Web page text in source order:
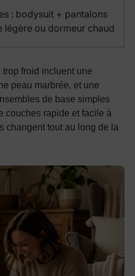
: bodysuit + pantalons
légère ou dormeur chaud
froid incluent une
peau marbrée, et une
de base simples
couches rapide et facile à
changent tout au long de la